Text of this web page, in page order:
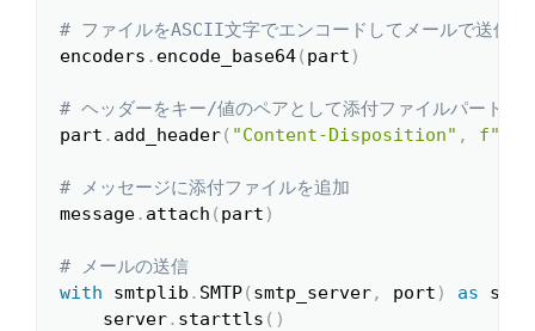
# ファイルをASCII文字でエンコードしてメールで送信
encoders . encode_base64( part )
# ヘッダーをキー/値のペアとして添付ファイルパートに
part . add_header( "Content-Disposition" ,
# メッセージに添付ファイルを追加
message. attach ( part )
# メールの送信
with smtplib . SMTP( smtp_server, port ) as
    server
. starttls ( )